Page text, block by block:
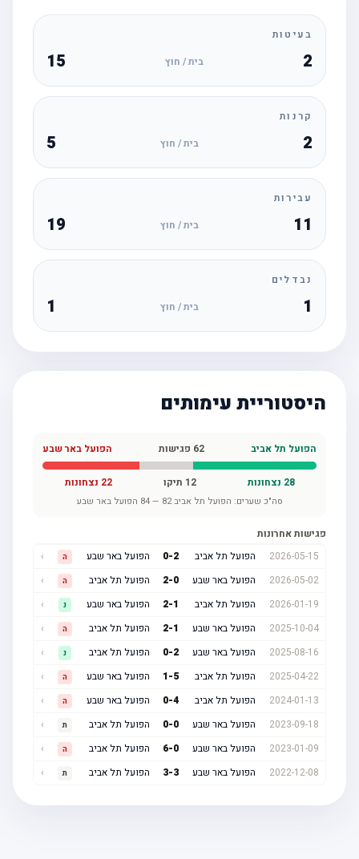
בעיטות
בית / חוץ 15
קרנות
בית / חוץ
עבירות
11 בית / חוץ 19
נבדלים
בית / חוץ
היסטוריית עימותים
הפועל תל אביב 62פגישות הפועל באר שבע
28נצחונות 12תיקו 22נצחונות
סה"כ שערים:הפועל תל אביב82
—
84 הפועל באר שבע
פגישות אחרונות
2026-05-15
הפועל תל אביב 0 הפועל באר שבע
2026-05-02
הפועל באר שבע 2 הפועל תל אביב
2026-01-19
הפועל תל אביב 2 הפועל באר שבע
2025-10-04
הפועל באר שבע 2 הפועל תל אביב
2025-08-16
הפועל באר שבע 0 הפועל תל אביב
2025-04-22
הפועל תל אביב 1- הפועל באר שבע
2024-01-13
הפועל תל אביב 0 הפועל באר שבע
2023-09-18
הפועל באר שבע 0 הפועל תל אביב
2023-01-09
הפועל באר שבע 6 הפועל תל אביב
2022-12-08
הפועל באר שבע 3 הפועל תל אביב